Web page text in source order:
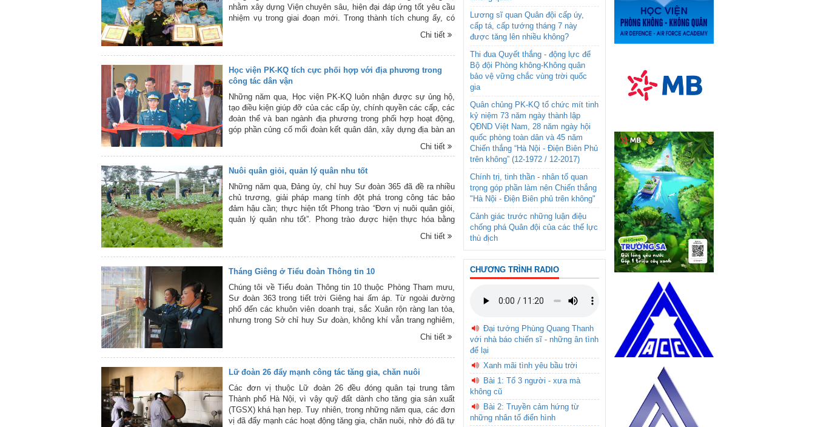
nhằm xây dựng Viện chuyên sâu, hiện đại đáp ứng tốt yêu cầu
nhiệm vụ trong giai đoạn mới. Trong thành tích chung ấy, có
Chi tiết
Học viện PK-KQ tích cực phối hợp với địa phương trong
công tác dân vận
Những năm qua, Học viện PK-KQ luôn nhận được sự ủng hộ,
tạo điều kiện giúp đỡ của các cấp ủy, chính quyền các cấp, các
đoàn thể và ban ngành địa phương trong phối hợp hoạt động,
góp phần củng cố mối đoàn kết quân dân, xây dựng địa bàn an
Chi tiết
Nuôi quân giỏi, quản lý quân nhu tốt
Những năm qua, Đảng ủy, chỉ huy Sư đoàn 365 đã đề ra nhiều
chủ trương, giải pháp mang tính đột phá trong công tác bảo
đảm hậu cần; thực hiện tốt Phong trào “Đơn vị nuôi quân giỏi,
quản lý quân nhu tốt”. Phong trào được hiện thực hóa bằng
sĩ trong đơn vị tích cực tăng gia sản xuất, quản lý quân nhu tốt,
Chi tiết
Tháng Giêng ở Tiểu đoàn Thông tin 10
Chúng tôi về Tiểu đoàn Thông tin 10 thuộc Phòng Tham mưu,
Sư đoàn 363 trong tiết trời Giêng hai ấm áp. Từ ngoài đường
phố đến các khuôn viên doanh trại, sắc Xuân rộn ràng lan tỏa,
nhưng trong Sở chỉ huy Sư đoàn, không khí vẫn trang nghiêm,
trung cao độ thực hiện công việc thường nhật của một phiên
Chi tiết
Lữ đoàn 26 đẩy mạnh công tác tăng gia, chăn nuôi
Các đơn vị thuộc Lữ đoàn 26 đều đóng quân tại trung tâm
Thành phố Hà Nội, vì vậy quỹ đất dành cho tăng gia sản xuất
(TGSX) khá hạn hẹp. Tuy nhiên, trong những năm qua, các đơn
vị đã đẩy mạnh các hoạt động tăng gia, chăn nuôi, nhờ đó đã tự
Lương sĩ quan Quân đội cấp úy,
cấp tá, cấp tướng tháng 7 này
được tăng lên nhiều không?
Thi đua Quyết thắng - động lực để
Bộ đội Phòng không-Không quân
bảo vệ vững chắc vùng trời quốc
gia
Quân chủng PK-KQ tổ chức mít tinh
kỷ niệm 73 năm ngày thành lập
QĐND Việt Nam, 28 năm ngày hội
quốc phòng toàn dân và 45 năm
Chiến thắng “Hà Nội - Điện Biên Phủ
trên không” (12-1972 / 12-2017)
Chính trị, tinh thần - nhân tố quan
trọng góp phần làm nên Chiến thắng
"Hà Nội - Điện Biên phủ trên không"
Cảnh giác trước những luận điệu
chống phá Quân đội của các thế lực
thù địch
CHƯƠNG TRÌNH RADIO
Đại tướng Phùng Quang Thanh
với nhà báo chiến sĩ - những ân tình
để lại
Xanh mãi tình yêu bầu trời
Bài 1: Tổ 3 người - xưa mà
không cũ
Bài 2: Truyền cảm hứng từ
những nhân tố điển hình